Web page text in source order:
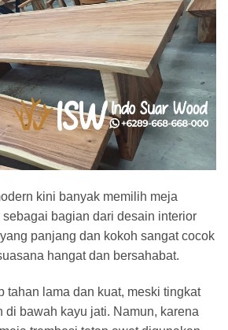
kini banyak memilih meja
bagian dari desain interior
panjang dan kokoh sangat cocok
hangat dan bersahabat.
tahan lama dan kuat, meski tingkat
di bawah kayu jati. Namun, karena